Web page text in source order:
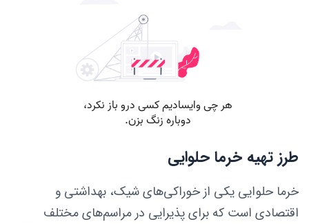
طرز تهیه خرما حلوایی
خرما حلوایی یکی از خوراکی‌های شیک، بهداشتی و
اقتصادی است که برای پذیرایی در مراسم‌های مختلف